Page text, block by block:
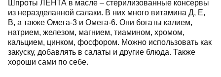
Шпроты ЛЕНТА в масле – стерилизованные консервы
из неразделанной салаки. В них много витамина Д, Е,
В, а также Омега-3 и Омега-6. Они богаты калием,
натрием, железом, магнием, тиамином, хромом,
кальцием, цинком, фосфором. Можно использовать как
закуску, добавлять в салаты и другие блюда. Также
хороши сами по себе.